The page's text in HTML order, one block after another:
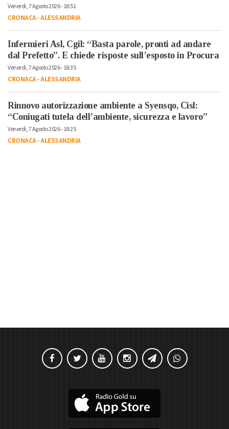
Venerdì, 7 Agosto 2026 - 18:51
CRONACA-ALESSANDRIA
Infermieri Asl, Cgil: “Basta parole, pronti ad andare
dal Prefetto”. E chiede risposte sull’esposto in Procura
Venerdì, 7 Agosto 2026 - 18:35
CRONACA-ALESSANDRIA
Rinnovo autorizzazione ambiente a Syensqo, Cisl:
“Coniugati tutela dell’ambiente, sicurezza e lavoro”
Venerdì, 7 Agosto 2026 - 18:25
CRONACA-ALESSANDRIA